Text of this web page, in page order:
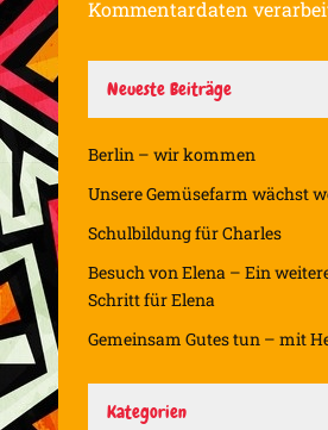
Kommentardaten
Neueste Beiträge
Berlin – wir kommen
Unsere Gemüsefarm wächst
Schulbildung für Charles
Besuch von Elena – Ein
Schritt für Elena
Gemeinsam Gutes tun – mit
Kategorien